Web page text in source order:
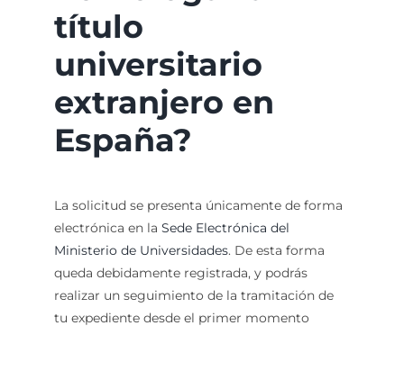
título
universitario
extranjero en
España?
La solicitud se presenta únicamente de forma
electrónica en la Sede Electrónica del
Ministerio de Universidades. De esta forma
queda debidamente registrada, y podrás
realizar un seguimiento de la tramitación de
tu expediente desde el primer momento